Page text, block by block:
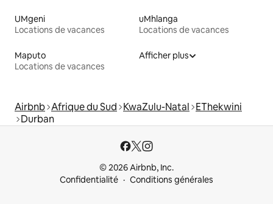
UMgeni
Locations de vacances
uMhlanga
Locations de vacances
Maputo
Locations de vacances
Afficher plus
Airbnb Afrique du Sud KwaZulu-Natal EThekwini
Durban
© 2026 Airbnb, Inc.
Confidentialité
Conditions générales